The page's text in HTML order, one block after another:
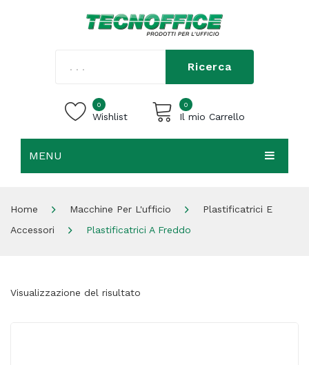
Ricerca
0
Wishlist
0
Il mio Carrello
MENU
Home Macchine Per L'ufficio
Plastificatrici E
Accessori
Plastificatrici A Freddo
Visualizzazione del risultato